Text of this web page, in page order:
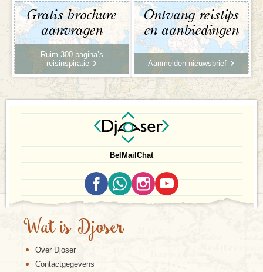
Gratis brochure
aanvragen
Ruim 300 pagina’s
reisinspiratie
Ontvang reistips
en aanbiedingen
Aanmelden nieuwsbrief
Bel Mail Chat
Wat is Djoser
Over Djoser
Contactgegevens